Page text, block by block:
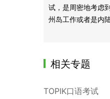
试，是周密地考虑
州岛工作或者是内
相关专题
TOPIK口语考试